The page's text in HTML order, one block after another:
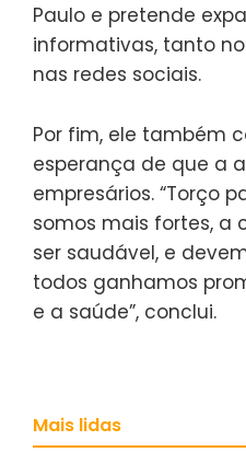
Paulo e pretende
informativas, tanto
nas redes sociais.
Por fim, ele também
esperança de que a
empresários. “Torço
somos mais fortes, a
ser saudável, e
todos ganhamos
e a saúde”, conclui.
Mais lidas